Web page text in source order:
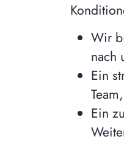
Wir
nach
Ein
Ein